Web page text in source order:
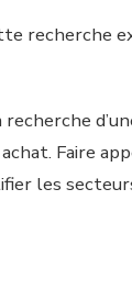
recherche
Faire
les